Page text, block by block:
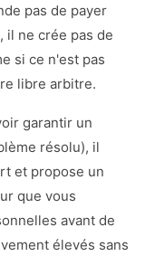
pas de payer
il ne crée pas de
si ce n'est pas
libre arbitre.
garantir un
résolu), il
et propose un
que vous
avant de
élevés sans